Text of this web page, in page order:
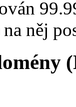
něj